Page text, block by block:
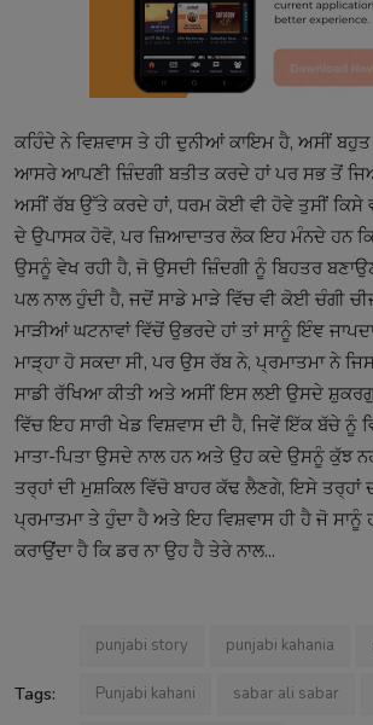
ਕਹਿੰਦੇ ਨੇ ਵਿਸ਼ਵਾਸ ਤੇ ਹੀ ਦੁਨੀਆਂ ਕਾਇਮ ਹੈ, ਅਸੀਂ ਬਹੁਤ
ਆਸਰੇ ਆਪਣੀ ਜ਼ਿੰਦਗੀ ਬਤੀਤ ਕਰਦੇ ਹਾਂ ਪਰ ਸਭ ਤੋਂ
ਅਸੀਂ ਰੱਬ ਉੱਤੇ ਕਰਦੇ ਹਾਂ, ਧਰਮ ਕੋਈ ਵੀ ਹੋਵੇ ਤੁਸੀਂ ਕਿਸੇ
ਦੇ ਉਪਾਸਕ ਹੋਵੋ, ਪਰ ਜ਼ਿਆਦਾਤਰ ਲੋਕ ਇਹ ਮੰਨਦੇ ਹਨ
ਉਸਨੂੰ ਵੇਖ ਰਹੀ ਹੈ, ਜੋ ਉਸਦੀ ਜ਼ਿੰਦਗੀ ਨੂੰ ਬਿਹਤਰ
ਪਲ ਨਾਲ ਹੁੰਦੀ ਹੈ, ਜਦੋਂ ਸਾਡੇ ਮਾੜੇ ਵਿੱਚ ਵੀ ਕੋਈ ਚੰਗੀ
ਮਾੜੀਆਂ ਘਟਨਾਵਾਂ ਵਿੱਚੋਂ ਉਭਰਦੇ ਹਾਂ ਤਾਂ ਸਾਨੂੰ ਇੰਞ
ਮਾੜ੍ਹਾ ਹੋ ਸਕਦਾ ਸੀ, ਪਰ ਉਸ ਰੱਬ ਨੇ, ਪ੍ਰਮਾਤਮਾ ਨੇ
ਸਾਡੀ ਰੱਖਿਆ ਕੀਤੀ ਅਤੇ ਅਸੀਂ ਇਸ ਲਈ ਉਸਦੇ
ਵਿੱਚ ਇਹ ਸਾਰੀ ਖੇਡ ਵਿਸ਼ਵਾਸ ਦੀ ਹੈ, ਜਿਵੇਂ ਇੱਕ ਬੱਚੇ ਨੂੰ
ਮਾਤਾ-ਪਿਤਾ ਉਸਦੇ ਨਾਲ ਹਨ ਅਤੇ ਉਹ ਕਦੇ ਉਸਨੂੰ ਕੁੱਝ
ਤਰ੍ਹਾਂ ਦੀ ਮੁਸ਼ਕਿਲ ਵਿੱਚੋ ਬਾਹਰ ਕੱਢ ਲੈਣਗੇ, ਇਸੇ ਤਰ੍ਹਾਂ
ਪ੍ਰਮਾਤਮਾ ਤੇ ਹੁੰਦਾ ਹੈ ਅਤੇ ਇਹ ਵਿਸ਼ਵਾਸ ਹੀ ਹੈ ਜੋ
ਕਰਾਉਂਦਾ ਹੈ ਕਿ ਡਰ ਨਾ ਉਹ ਹੈ ਤੇਰੇ ਨਾਲ...
Tags:
punjabi story punjabi kahania
Punjabi kahani sabar ali sabar